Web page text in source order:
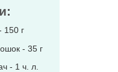
150 г
- 35 г
- 1 ч. л.